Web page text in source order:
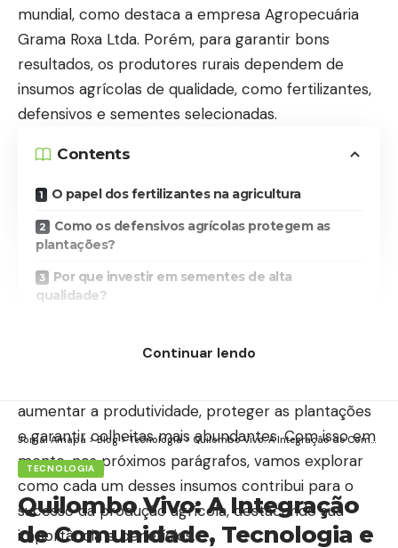
mundial, como destaca a empresa Agropecuária
Grama Roxa Ltda. Porém, para garantir bons
resultados, os produtores rurais dependem de
insumos agrícolas de qualidade, como fertilizantes,
defensivos e sementes selecionadas.
Contents
O papel dos fertilizantes na agricultura
Como os defensivos agrícolas protegem as
plantações?
Por que investir em sementes de alta
qualidade?
agricultura mais produtiva
aumentar a produtividade, proteger as plantações
e garantir colheitas mais abundantes. Com isso em
mente, nos próximos parágrafos, vamos explorar
como cada um desses insumos contribui para o
sucesso da produção agrícola, destacando sua
importância e benefícios.
Continuar lendo
Jornal Amapá >Blog>Tecnologia> Quilombo Vivo: A Integração de Comunidade, Tecnologia e Debates Climáticos no Amapá
TECNOLOGIA
Quilombo Vivo: A Integração
de Comunidade, Tecnologia e